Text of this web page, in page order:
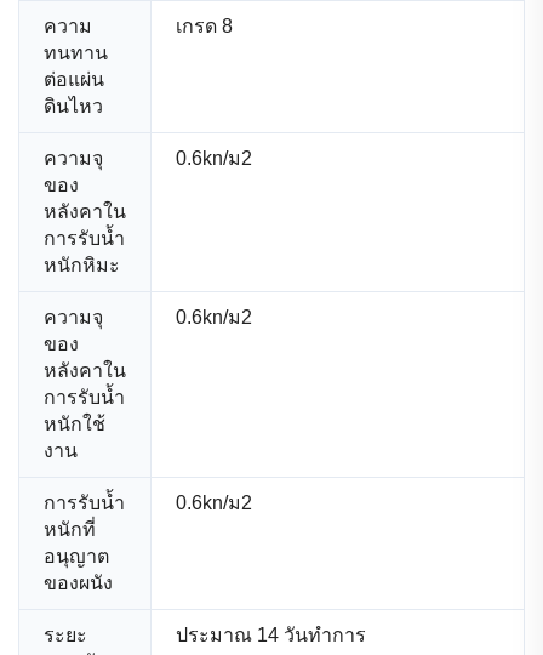
ความ
ทนทาน
ต่อแผ่น
ดินไหว
เกรด 8
ความจุ
ของ
หลังคาใน
การรับน้ำ
หนักหิมะ
0.6kn/ม2
ความจุ
ของ
หลังคาใน
การรับน้ำ
หนักใช้
งาน
0.6kn/ม2
การรับน้ำ
หนักที่
อนุญาต
ของผนัง
0.6kn/ม2
ระยะ
ประมาณ 14 วันทำการ